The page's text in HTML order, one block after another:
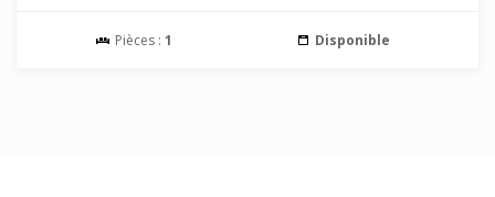
Pièces : 1 Disponible